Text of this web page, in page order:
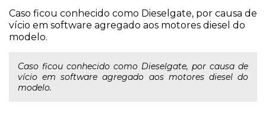
Caso ficou conhecido como Dieselgate, por causa de
vício em software agregado aos motores diesel do
modelo.
Caso ficou conhecido como Dieselgate, por causa de
vício em software agregado aos motores diesel do
modelo.